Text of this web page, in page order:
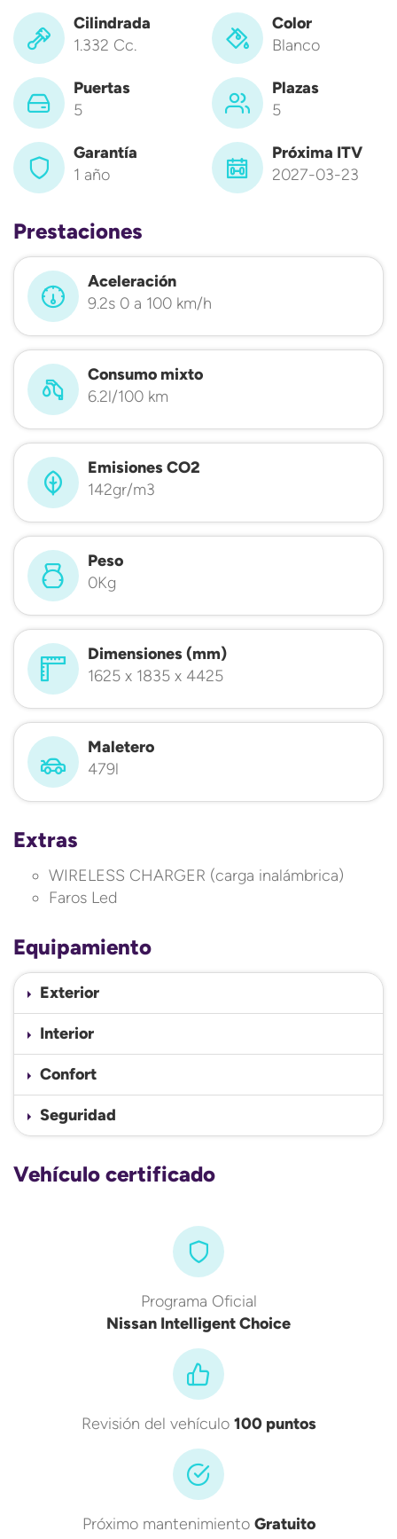
Cilindrada
1.332 Cc.
Color
Blanco
Puertas
5
Plazas
5
Garantía
1 año
Próxima ITV
2027-03-23
Prestaciones
Aceleración
9.2s 0 a 100 km/h
Consumo mixto
6.2l/100 km
Emisiones CO2
142gr/m3
Peso
0Kg
Dimensiones (mm)
1625 x 1835 x 4425
Maletero
479l
Extras
WIRELESS CHARGER (carga inalámbrica)
Faros Led
Equipamiento
Exterior
Interior
Confort
Seguridad
Vehículo certificado
Programa Oficial
Nissan Intelligent Choice
Revisión del vehículo 100 puntos
Próximo mantenimiento Gratuito